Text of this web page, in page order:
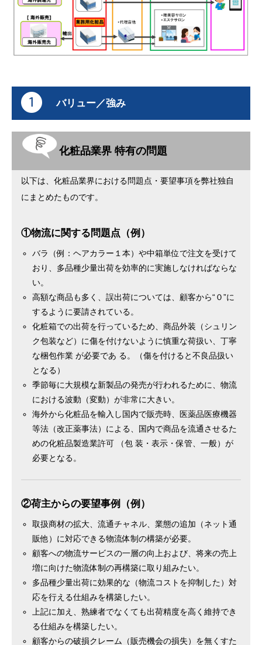
バリュー／強み
化粧品業界 特有の問題
以下は、化粧品業界における問題点・要望事項を弊社独自
にまとめたものです。
①物流に関する問題点（例）
バラ（例：ヘアカラー１本）や中箱単位で注文を受けて
おり、多品種少量出荷を効率的に実施しなければならな
い。
高額な商品も多く、誤出荷については、顧客から“０”に
するように要請されている。
化粧箱での出荷を行っているため、商品外装（シュリン
ク包装など）に傷を付けないように慎重な荷扱い、丁寧
な梱包作業 が必要であ る。（傷を付けると不良品扱い
となる）
季節毎に大規模な新製品の発売が行われるために、物流
における波動（変動）が非常に大きい。
海外から化粧品を輸入し国内で販売時、医薬品医療機器
等法（改正薬事法）による、国内で商品を流通させるた
めの化粧品製造業許可 （包 装・表示・保管、一般）が
必要となる。
②荷主からの要望事例（例）
取扱商材の拡大、流通チャネル、業態の追加（ネット通
販他）に対応できる物流体制の構築が必要。
顧客への物流サービスの一層の向上および、将来の売上
増に向けた物流体制の再構築に取り組みたい。
多品種少量出荷に効果的な（物流コストを抑制した）対
応を行える仕組みを構築したい。
上記に加え、熟練者でなくても出荷精度を高く維持でき
る仕組みを構築したい。
顧客からの破損クレーム（販売機会の損失）を無くすた